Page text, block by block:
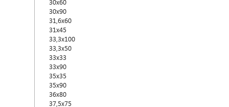
30x60
30x90
31,6x60
31x45
33,3x100
33,3x50
33x33
33x90
35x35
35x90
36x80
37,5x75